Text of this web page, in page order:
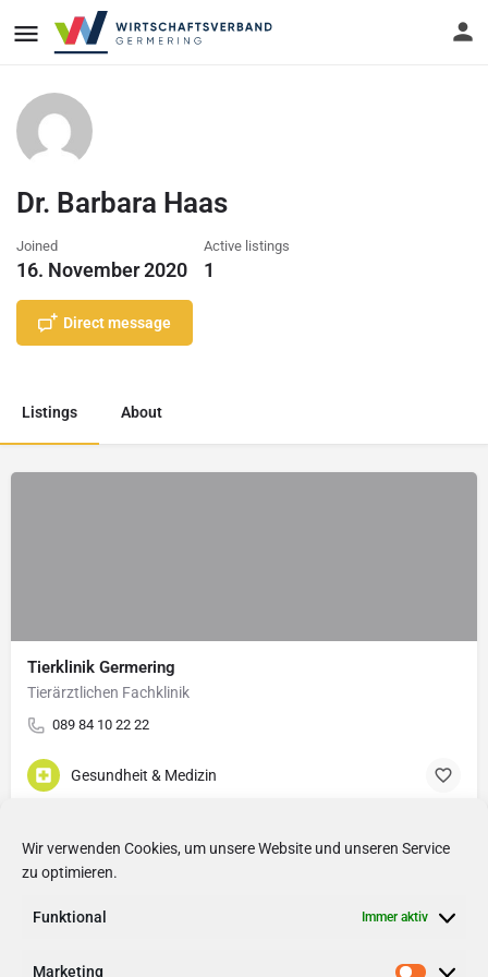
Wir verwenden Cookies, um unsere Website und unseren Service
zu optimieren.
Funktional Immer aktiv
Marketing
Dr. Barbara Haas
Joined
16. November 2020
Active listings
1
Direct message
Listings About
Tierklinik Germering
Tierärztlichen Fachklinik
089 84 10 22 22
Gesundheit & Medizin